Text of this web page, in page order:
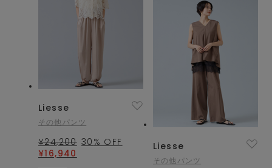
Liesse
その他パンツ
¥24,200 30 % OFF
¥16,940
Liesse
その他パンツ